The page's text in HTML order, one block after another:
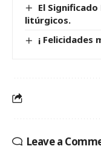
El
litúrgicos.
¡ Felicidades
Leave a